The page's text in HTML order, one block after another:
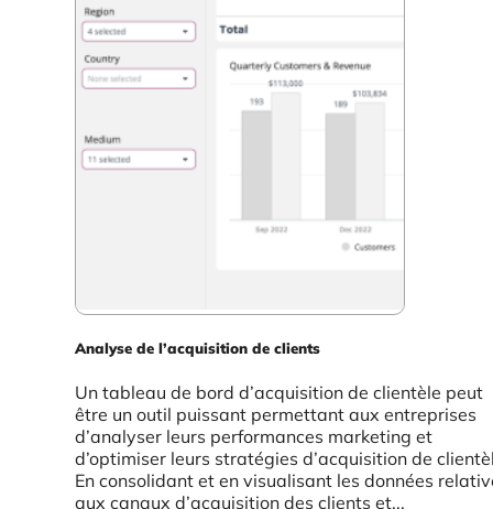
Analyse de l’acquisition de clients
Un tableau de bord d’acquisition de clientèle peut
être un outil puissant permettant aux entreprises
d’analyser leurs performances marketing et
d’optimiser leurs stratégies d’acquisition de
En consolidant et en visualisant les données
aux canaux d’acquisition des clients et...